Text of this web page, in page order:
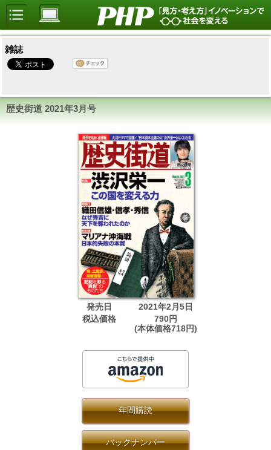
雑誌
歴史街道 2021年3月号
発売日
2021年2月5日
税込価格
790円
(本体価格718円)
年間購読
バックナンバー